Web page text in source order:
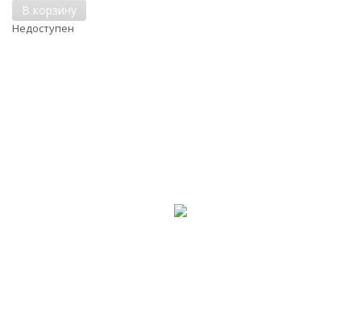
В корзину
Недоступен